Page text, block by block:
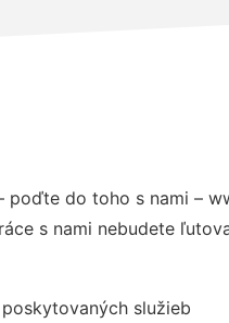
poďte do toho s nami –
s nami nebudete
služieb